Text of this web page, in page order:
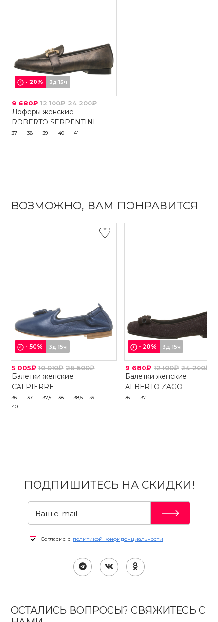
-20% 3д 15ч
9 680₽ 12 100₽ 24 200₽
Лоферы женские
ROBERTO SERPENTINI
37 38 39 40 41
ВОЗМОЖНО, ВАМ ПОНРАВИТСЯ
-50% 3д 15ч
5 005₽ 10 010₽ 28 600₽
Балетки женские
CALPIERRE
36 37 37,5 38 38,5
39
40
-20% 3д 15ч
9 680₽ 12 100₽ 24 200₽
Балетки женские
ALBERTO ZAGO
36 37
ПОДПИШИТЕСЬ НА СКИДКИ!
Согласие с политикой конфиденциальности
ОСТАЛИСЬ ВОПРОСЫ? СВЯЖИТЕСЬ С